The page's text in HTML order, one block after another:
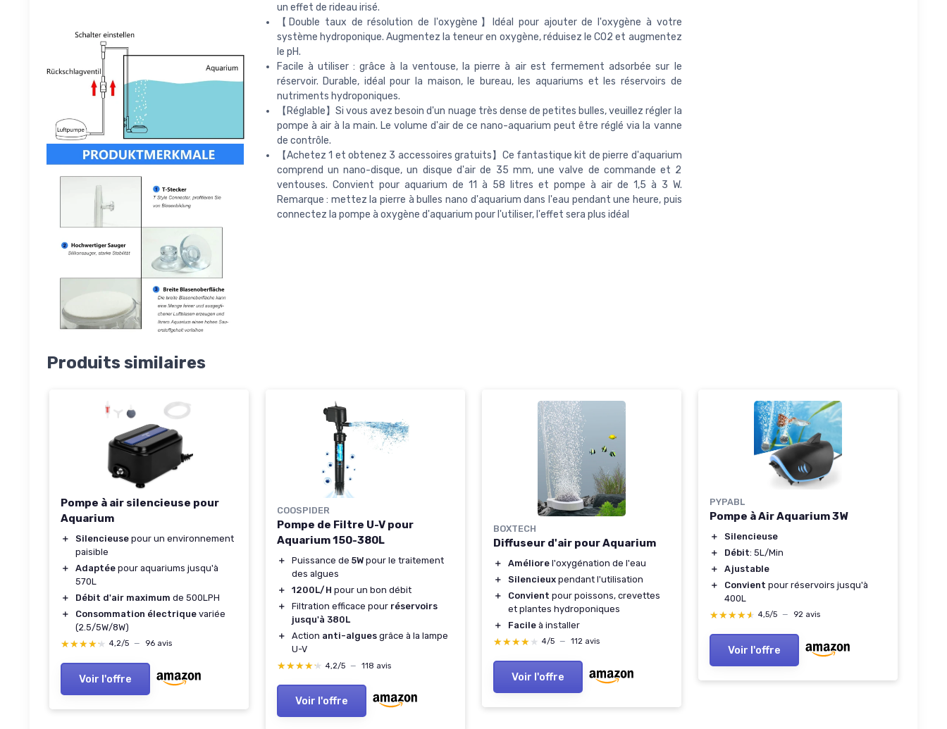
un effet de rideau irisé.
【Double taux de résolution de l'oxygène】Idéal pour ajouter de l'oxygène à votre
système hydroponique. Augmentez la teneur en oxygène, réduisez le CO2 et augmentez
le pH.
Facile à utiliser : grâce à la ventouse, la pierre à air est fermement adsorbée sur le
réservoir. Durable, idéal pour la maison, le bureau, les aquariums et les réservoirs de
nutriments hydroponiques.
【Réglable】Si vous avez besoin d'un nuage très dense de petites bulles, veuillez régler la
pompe à air à la main. Le volume d'air de ce nano-aquarium peut être réglé via la vanne
de contrôle.
【Achetez 1 et obtenez 3 accessoires gratuits】Ce fantastique kit de pierre d'aquarium
comprend un nano-disque, un disque d'air de 35 mm, une valve de commande et 2
ventouses. Convient pour aquarium de 11 à 58 litres et pompe à air de 1,5 à 3 W.
Remarque : mettez la pierre à bulles nano d'aquarium dans l'eau pendant une heure, puis
connectez la pompe à oxygène d'aquarium pour l'utiliser, l'effet sera plus idéal
Produits similaires
Pompe à air silencieuse pour
Aquarium
＋ Silencieuse pour un environnement
paisible
＋
Adaptée pour aquariums jusqu'à
570L
＋
Débit d'air maximum de 500LPH
＋
Consommation électrique variée
(2.5/5W/8W)
★★★★★
★★★★★ 4,2/5 — 96 avis
Voir l'offre
COOSPIDER
Pompe de Filtre U-V pour
Aquarium 150-380L
＋ Puissance de 5W pour le traitement
des algues
＋
1200L/H pour un bon débit
＋
Filtration efficace pour réservoirs
jusqu'à 380L
＋
Action anti-algues grâce à la lampe
U-V
★★★★★
★★★★★ 4,2/5 — 118 avis
Voir l'offre
BOXTECH
Diffuseur d'air pour Aquarium
＋ Améliore l'oxygénation de l'eau
＋
Silencieux pendant l'utilisation
＋
Convient pour poissons, crevettes
et plantes hydroponiques
＋
Facile à installer
★★★★★
★★★★★ 4/5 — 112 avis
Voir l'offre
PYPABL
Pompe à Air Aquarium 3W
＋
Silencieuse
＋
Débit: 5L/Min
＋
Ajustable
＋
Convient pour réservoirs jusqu'à
400L
★★★★★
★★★★★ 4,5/5 — 92 avis
Voir l'offre